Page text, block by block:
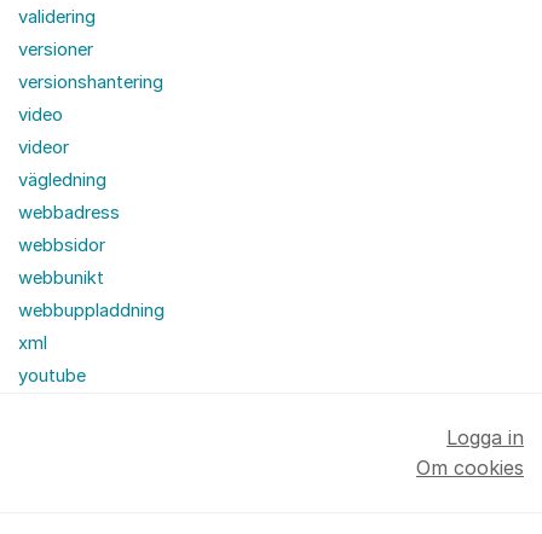
validering
versioner
versionshantering
video
videor
vägledning
webbadress
webbsidor
webbunikt
webbuppladdning
xml
youtube
Logga in
Om cookies